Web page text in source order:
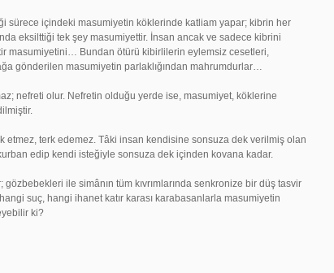
sürece içindeki masumiyetin köklerinde katliam yapar; kibrin her
eksilttiği tek şey masumiyettir. İnsan ancak ve sadece kibrini
masumiyetini… Bundan ötürü kibirlilerin eylemsiz cesetleri,
gönderilen masumiyetin parlaklığından mahrumdurlar…
nefreti olur. Nefretin olduğu yerde ise, masumiyet, köklerine
etmez, terk edemez. Tâki insan kendisine sonsuza dek verilmiş olan
edip kendi isteğiyle sonsuza dek içinden kovana kadar.
gözbebekleri ile simânın tüm kıvrımlarında senkronize bir düş tasvir
suç, hangi ihanet katır karası karabasanlarla masumiyetin
ki?